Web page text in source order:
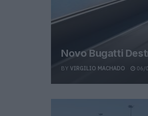
Novo Bugatti
BY VIRGILIO MACHADO 06/